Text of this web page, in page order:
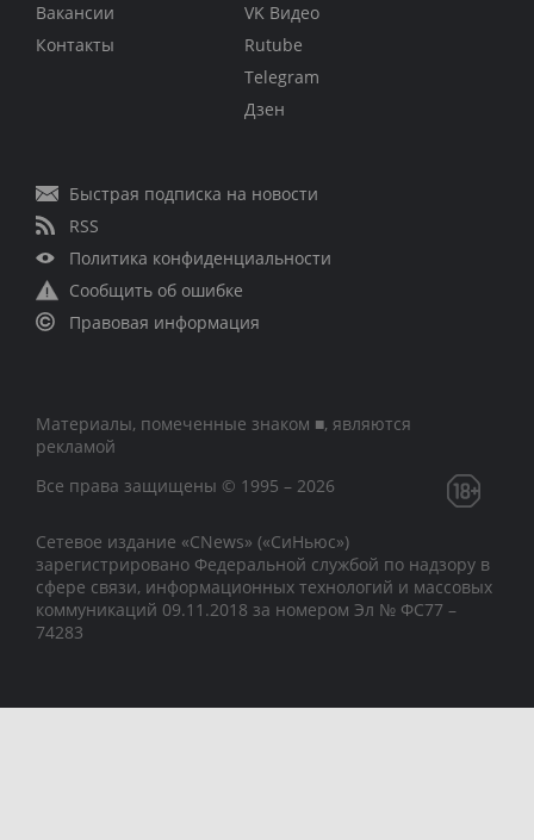
Вакансии
Контакты
VK Видео
Rutube
Telegram
Дзен
Быстрая подписка на новости
RSS
Политика конфиденциальности
Сообщить об ошибке
Правовая информация
Материалы, помеченные знаком ■, являются
рекламой
Все права защищены © 1995 – 2026
Сетевое издание «CNews» («СиНьюс»)
зарегистрировано Федеральной службой по надзору в
сфере связи, информационных технологий и массовых
коммуникаций 09.11.2018 за номером Эл № ФС77 –
74283